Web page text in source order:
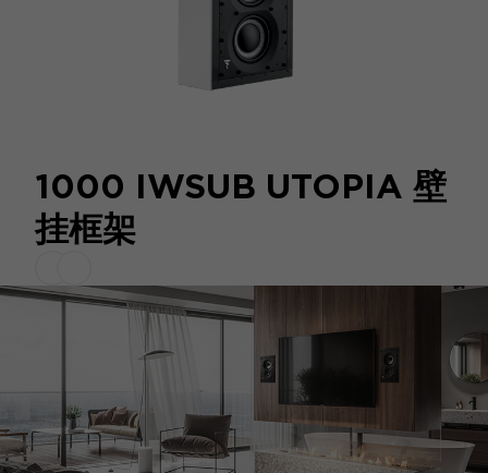
1000 IWSUB UTOPIA 壁
挂框架